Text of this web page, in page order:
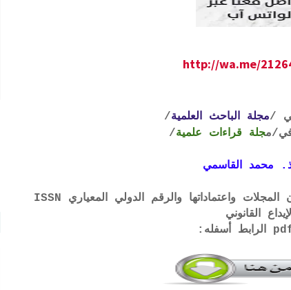
http://wa.me/
/مجلة الباحث العلمية/
/مجلة قراءات علمية/
محمد القاسمي
لتحميل لائحة الشروط والتعرف على لجان المجلات واعتماداتها والرقم الدولي المعياري ISSN
القانوني